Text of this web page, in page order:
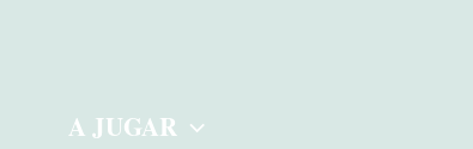
A JUGAR